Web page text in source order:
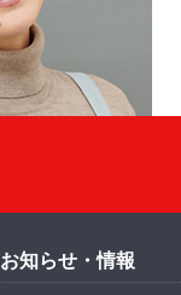
お知らせ・情報